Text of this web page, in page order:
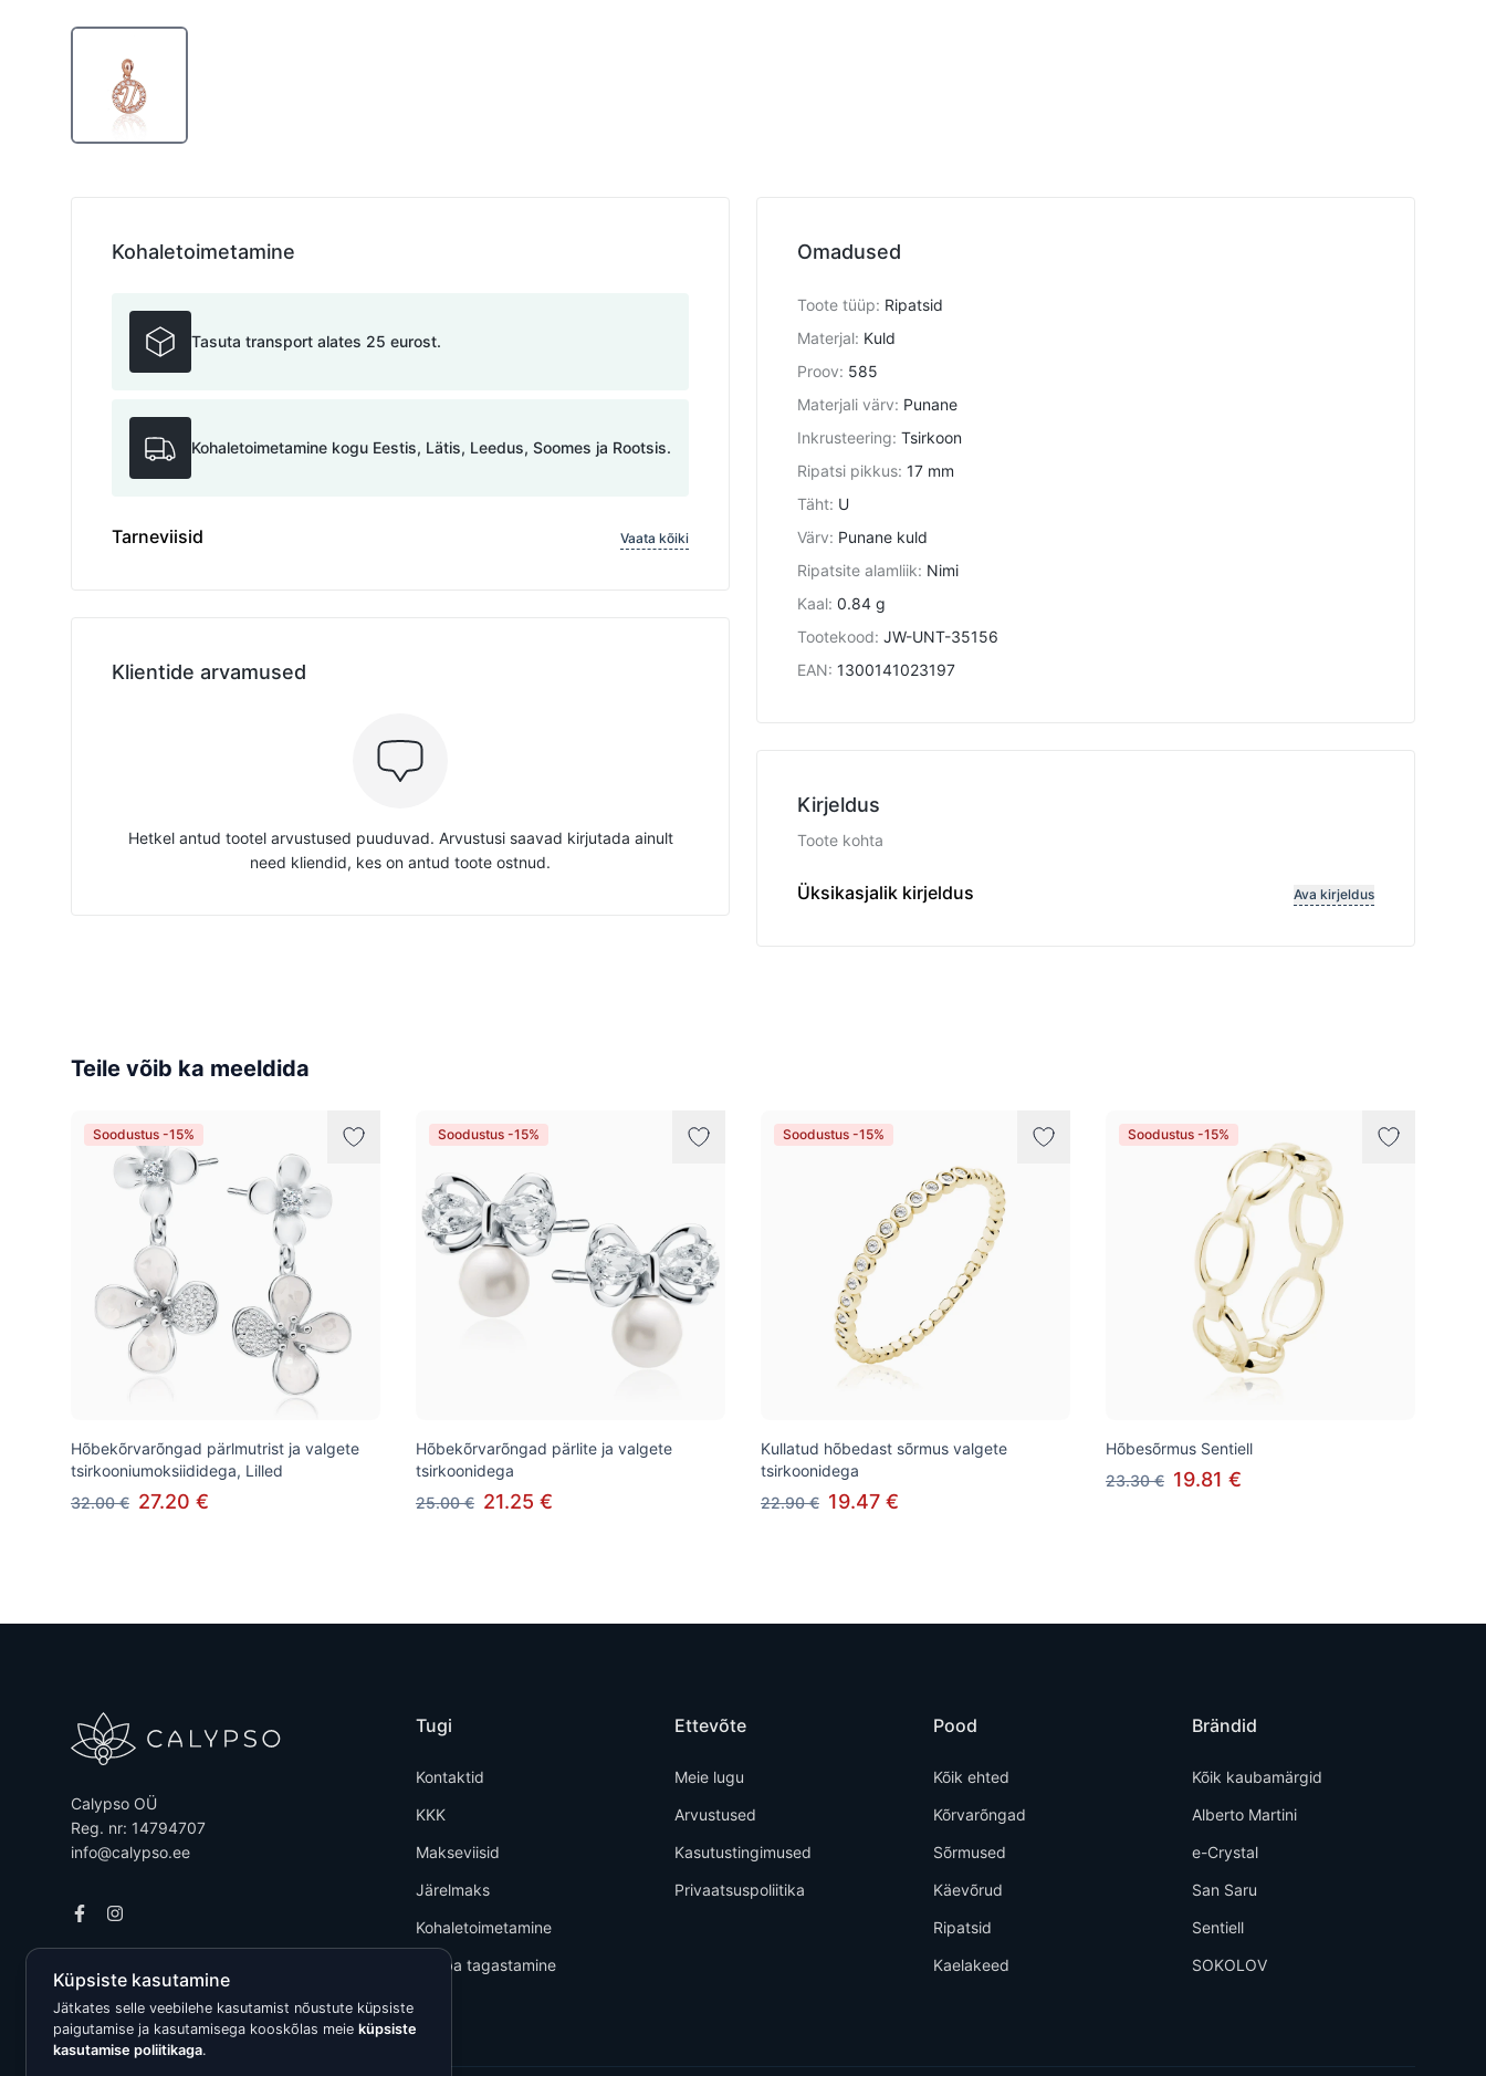
Omadused
Toote tüüp: Ripatsid
Materjal: Kuld
Proov: 585
Materjali värv: Punane
Inkrusteering: Tsirkoon
Ripatsi pikkus: 17 mm
Täht: U
Värv: Punane kuld
Ripatsite alamliik: Nimi
Kaal: 0.84 g
Tootekood: JW-UNT-35156
EAN: 1300141023197
Kirjeldus
Toote kohta
U
Üksikasjalik kirjeldus Ava kirjeldus
Kohaletoimetamine
Tasuta transport alates 25 eurost.
Kohaletoimetamine kogu Eestis, Lätis, Leedus, Soomes ja Rootsis.
Tarneviisid Vaata kõiki
Klientide arvamused
Hetkel antud tootel arvustused puuduvad. Arvustusi saavad kirjutada ainult
need kliendid, kes on antud toote ostnud.
Teile võib ka meeldida
Soodustus -15%
Hõbekõrvarõngad pärlmutrist ja valgete
tsirkooniumoksiididega, Lilled
32.00 € 27.20 €
Soodustus -15%
Hõbekõrvarõngad pärlite ja valgete
tsirkoonidega
25.00 € 21.25 €
Soodustus -15%
Kullatud hõbedast sõrmus valgete
tsirkoonidega
22.90 € 19.47 €
Soodustus -15%
Hõbesõrmus Sentiell
23.30 € 19.81 €
Calypso OÜ
Reg. nr: 14794707
info@calypso.ee
Tugi
Kontaktid
KKK
Makseviisid
Järelmaks
Kohaletoimetamine
Kauba tagastamine
Ettevõte
Meie lugu
Arvustused
Kasutustingimused
Privaatsuspoliitika
Pood
Kõik ehted
Kõrvarõngad
Sõrmused
Käevõrud
Ripatsid
Kaelakeed
Brändid
Kõik kaubamärgid
Alberto Martini
e-Crystal
San Saru
Sentiell
SOKOLOV
Küpsiste kasutamine
Jätkates selle veebilehe kasutamist nõustute küpsiste
paigutamise ja kasutamisega kooskõlas meie küpsiste
kasutamise poliitikaga.